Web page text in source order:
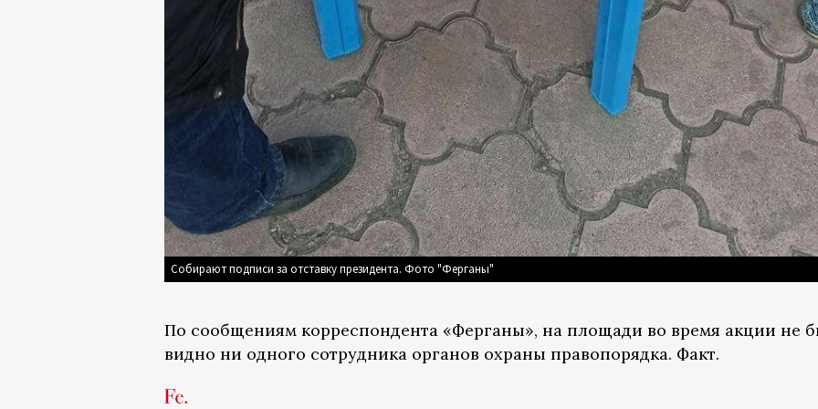
Собирают подписи за отставку президента. Фото "Ферганы"
По сообщениям корреспондента «Ферганы», на площади во время акции не
видно ни одного сотрудника органов охраны правопорядка. Факт.